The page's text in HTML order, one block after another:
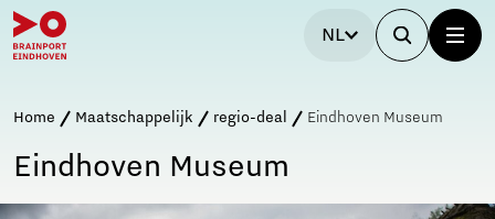
NL
Home Maatschappelijk regio-deal Eindhoven Museum
Eindhoven Museum